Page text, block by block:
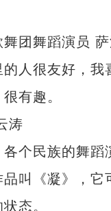
团舞蹈演员 萨
很友好，我
有趣。
涛
民族的舞蹈
叫《凝》，
态。